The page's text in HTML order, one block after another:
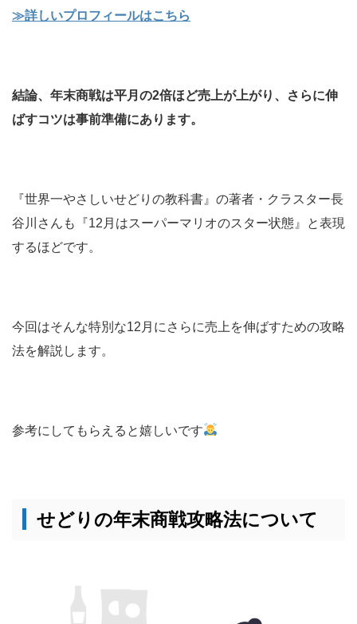
≫詳しいプロフィールはこちら
結論、年末商戦は平月の2倍ほど売上が上がり、さらに伸
ばすコツは事前準備にあります。
『世界一やさしいせどりの教科書』の著者・クラスター長
谷川さんも『12月はスーパーマリオのスター状態』と表現
するほどです。
今回はそんな特別な12月にさらに売上を伸ばすための攻略
法を解説します。
参考にしてもらえると嬉しいです
せどりの年末商戦攻略法について